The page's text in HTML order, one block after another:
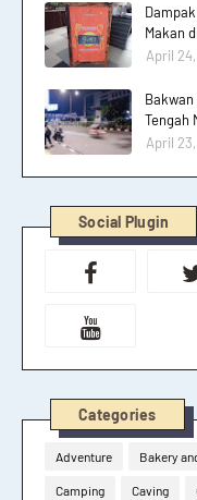
Makan
April 24,
Tengah
April
Social Plugin
Categories
Adventure Bakery
Camping Caving